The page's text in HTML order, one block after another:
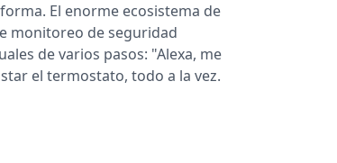
El enorme ecosistema de
monitoreo de seguridad
de varios pasos: "Alexa, me
el termostato, todo a la vez.